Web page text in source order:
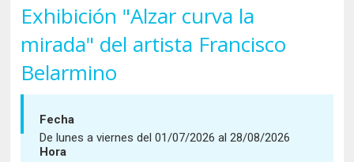
INVESTIGACIÓN
DEPARTAMENTOS
Arquitectura
INSTITUTOS
Exhibición "Alzar curva la
mirada" del artista Francisco
Belarmino
Fecha
De lunes a viernes del 01/07/2026 al 28/08/2026
Hora